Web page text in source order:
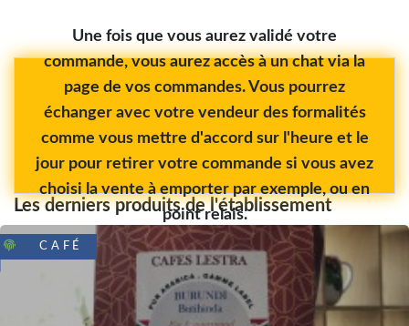
Une fois que vous aurez validé votre
commande, vous aurez accès à un chat via la
page de vos commandes. Vous pourrez
échanger avec votre vendeur des formalités
comme vous mettre d'accord sur l'heure et le
jour pour retirer votre commande si vous avez
choisi la vente à emporter par exemple, ou en
point relais.
Les derniers produits de l'établissement
CAFÉ